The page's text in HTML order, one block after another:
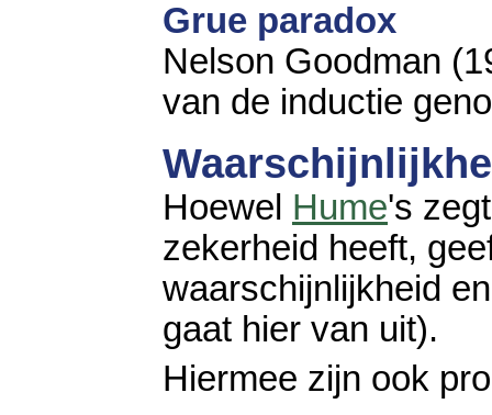
Grue paradox
Nelson Goodman
van de inductie
Hoewel Hume's
zekerheid heeft,
waarschijnlijkheid
gaat hier van uit).
Hiermee zijn ook